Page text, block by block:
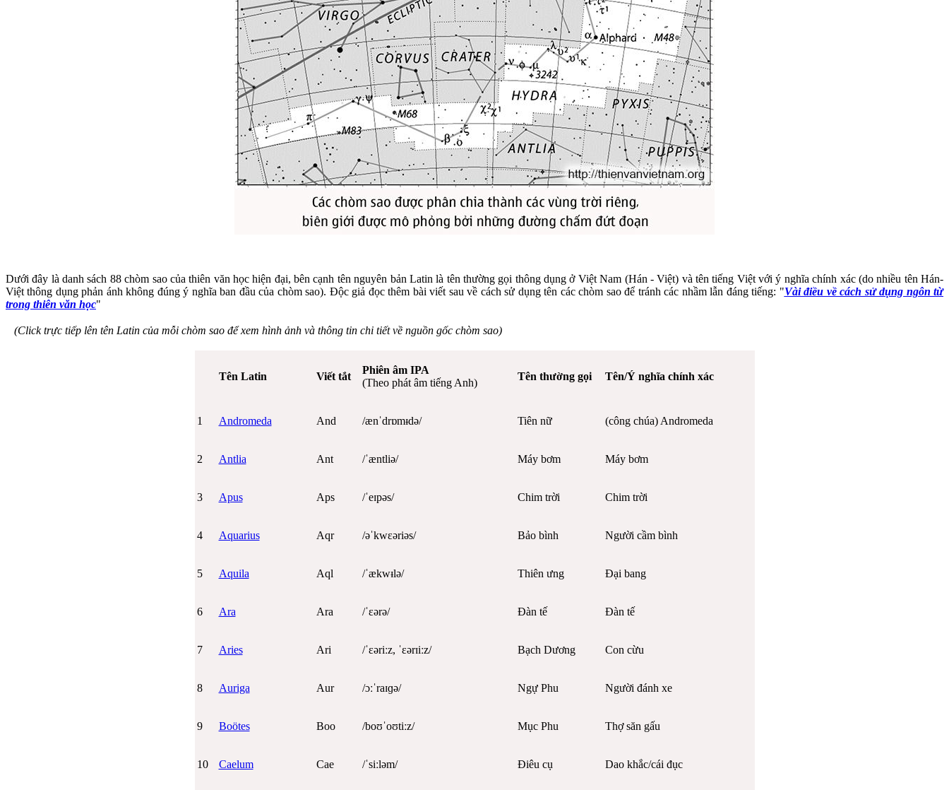
Dưới đây là danh sách 88 chòm sao của thiên văn học hiện đại, bên cạnh tên nguyên bản Latin là tên thường gọi thông dụng ở Việt Nam (Hán - Việt) và tên tiếng Việt với ý nghĩa chính xác (do nhiều tên Hán-
Việt thông dụng phản ánh không đúng ý nghĩa ban đầu của chòm sao). Độc giả đọc thêm bài viết sau về cách sử dụng tên các chòm sao để tránh các nhầm lẫn đáng tiếng: "Vài điều về cách sử dụng ngôn từ
trong thiên văn học"
(Click trực tiếp lên tên Latin của mỗi chòm sao để xem hình ảnh và thông tin chi tiết về nguồn gốc chòm sao)
Tên Latin Viết tắt
Phiên âm IPA
(Theo phát âm tiếng Anh)
Tên thường gọi Tên/Ý nghĩa chính xác
1 Andromeda And /ænˈdrɒmᵻdə/ Tiên nữ (công chúa) Andromeda
2 Antlia Ant /ˈæntliə/ Máy bơm Máy bơm
3 Apus Aps /ˈeɪpəs/ Chim trời Chim trời
4 Aquarius Aqr /əˈkwɛəriəs/ Bảo bình Người cầm bình
5 Aquila Aql /ˈækwᵻlə/ Thiên ưng Đại bang
6 Ara Ara /ˈɛərə/ Đàn tế Đàn tế
7 Aries Ari /ˈɛəriːz, ˈɛərɪiːz/ Bạch Dương Con cừu
8 Auriga Aur /ɔːˈraɪɡə/ Ngự Phu Người đánh xe
9 Boötes Boo /boʊˈoʊtiːz/ Mục Phu Thợ săn gấu
10 Caelum Cae /ˈsiːləm/ Điêu cụ Dao khắc/cái đục